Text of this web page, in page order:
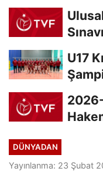
U17
DÜNYADAN
Yayınlanma: 23 Şubat